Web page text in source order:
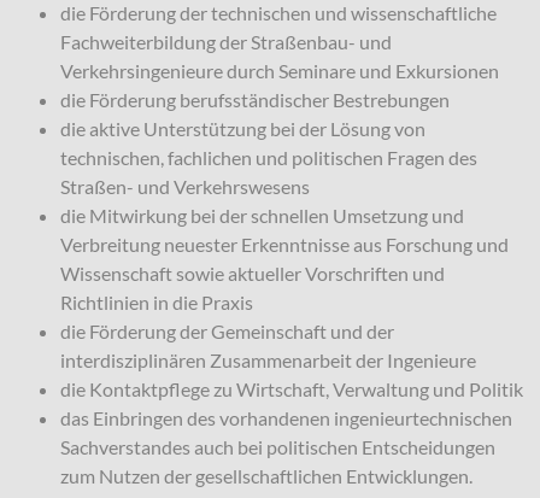
die Förderung der technischen und wissenschaftliche
Fachweiterbildung der Straßenbau- und
Verkehrsingenieure durch Seminare und Exkursionen
die Förderung berufsständischer Bestrebungen
die aktive Unterstützung bei der Lösung von
technischen, fachlichen und politischen Fragen des
Straßen- und Verkehrswesens
die Mitwirkung bei der schnellen Umsetzung und
Verbreitung neuester Erkenntnisse aus Forschung und
Wissenschaft sowie aktueller Vorschriften und
Richtlinien in die Praxis
die Förderung der Gemeinschaft und der
interdisziplinären Zusammenarbeit der Ingenieure
die Kontaktpflege zu Wirtschaft, Verwaltung und Politik
das Einbringen des vorhandenen ingenieurtechnischen
Sachverstandes auch bei politischen Entscheidungen
zum Nutzen der gesellschaftlichen Entwicklungen.